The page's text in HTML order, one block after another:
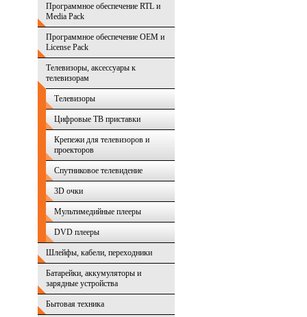
Программное обеспечение RTL и
Media Pack
Программное обеспечение OEM и
License Pack
Телевизоры, аксессуары к
телевизорам
Телевизоры
Цифровые ТВ приставки
Крепежи для телевизоров и
проекторов
Спутниковое телевидение
3D очки
Мультимедийные плееры
DVD плееры
Шлейфы, кабели, переходники
Батарейки, аккумуляторы и
зарядные устройства
Бытовая техника